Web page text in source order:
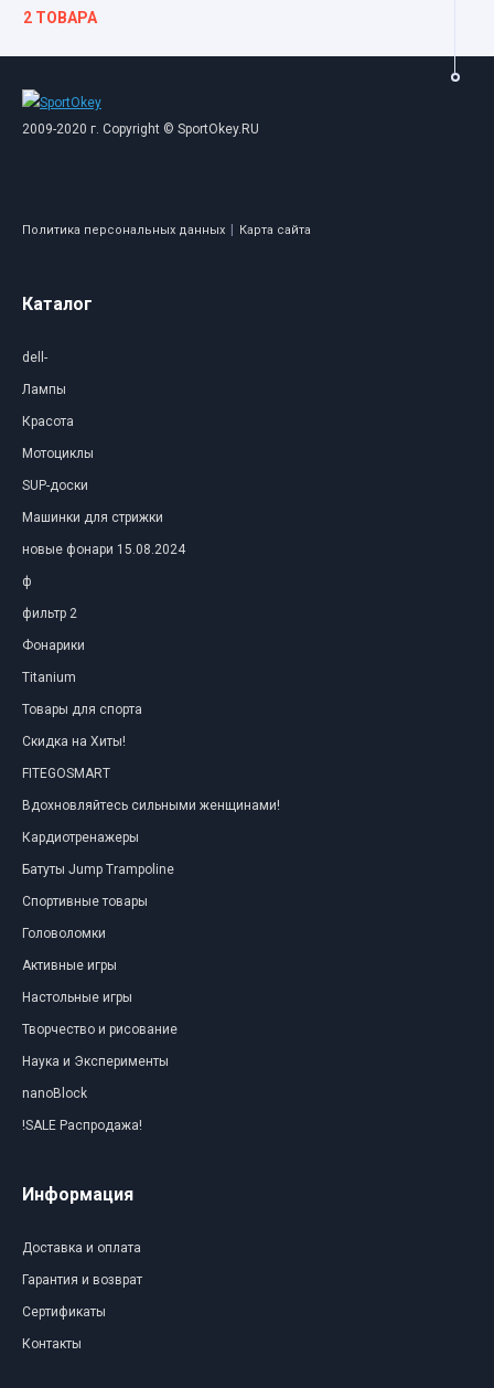
2 ТОВАРА
2009-2020 г. Copyright © SportOkey.RU
Политика персональных данных Карта сайта
Каталог
dell-
Лампы
Красота
Мотоциклы
SUP-доски
Машинки для стрижки
новые фонари 15.08.2024
ф
фильтр 2
Фонарики
Titanium
Товары для спорта
Скидка на Хиты!
FITEGOSMART
Вдохновляйтесь сильными женщинами!
Кардиотренажеры
Батуты Jump Trampoline
Спортивные товары
Головоломки
Активные игры
Настольные игры
Творчество и рисование
Наука и Эксперименты
nanoBlock
!SALE Распродажа!
Информация
Доставка и оплата
Гарантия и возврат
Сертификаты
Контакты